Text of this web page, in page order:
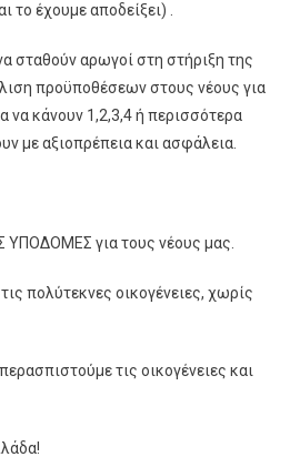
το έχουμε αποδείξει) .
σταθούν αρωγοί στη στήριξη της
προϋποθέσεων στους νέους για
να κάνουν 1,2,3,4 ή περισσότερα
με αξιοπρέπεια και ασφάλεια.
ΥΠΟΔΟΜΕΣ για τους νέους μας.
πολύτεκνες οικογένειες, χωρίς
τις οικογένειες και